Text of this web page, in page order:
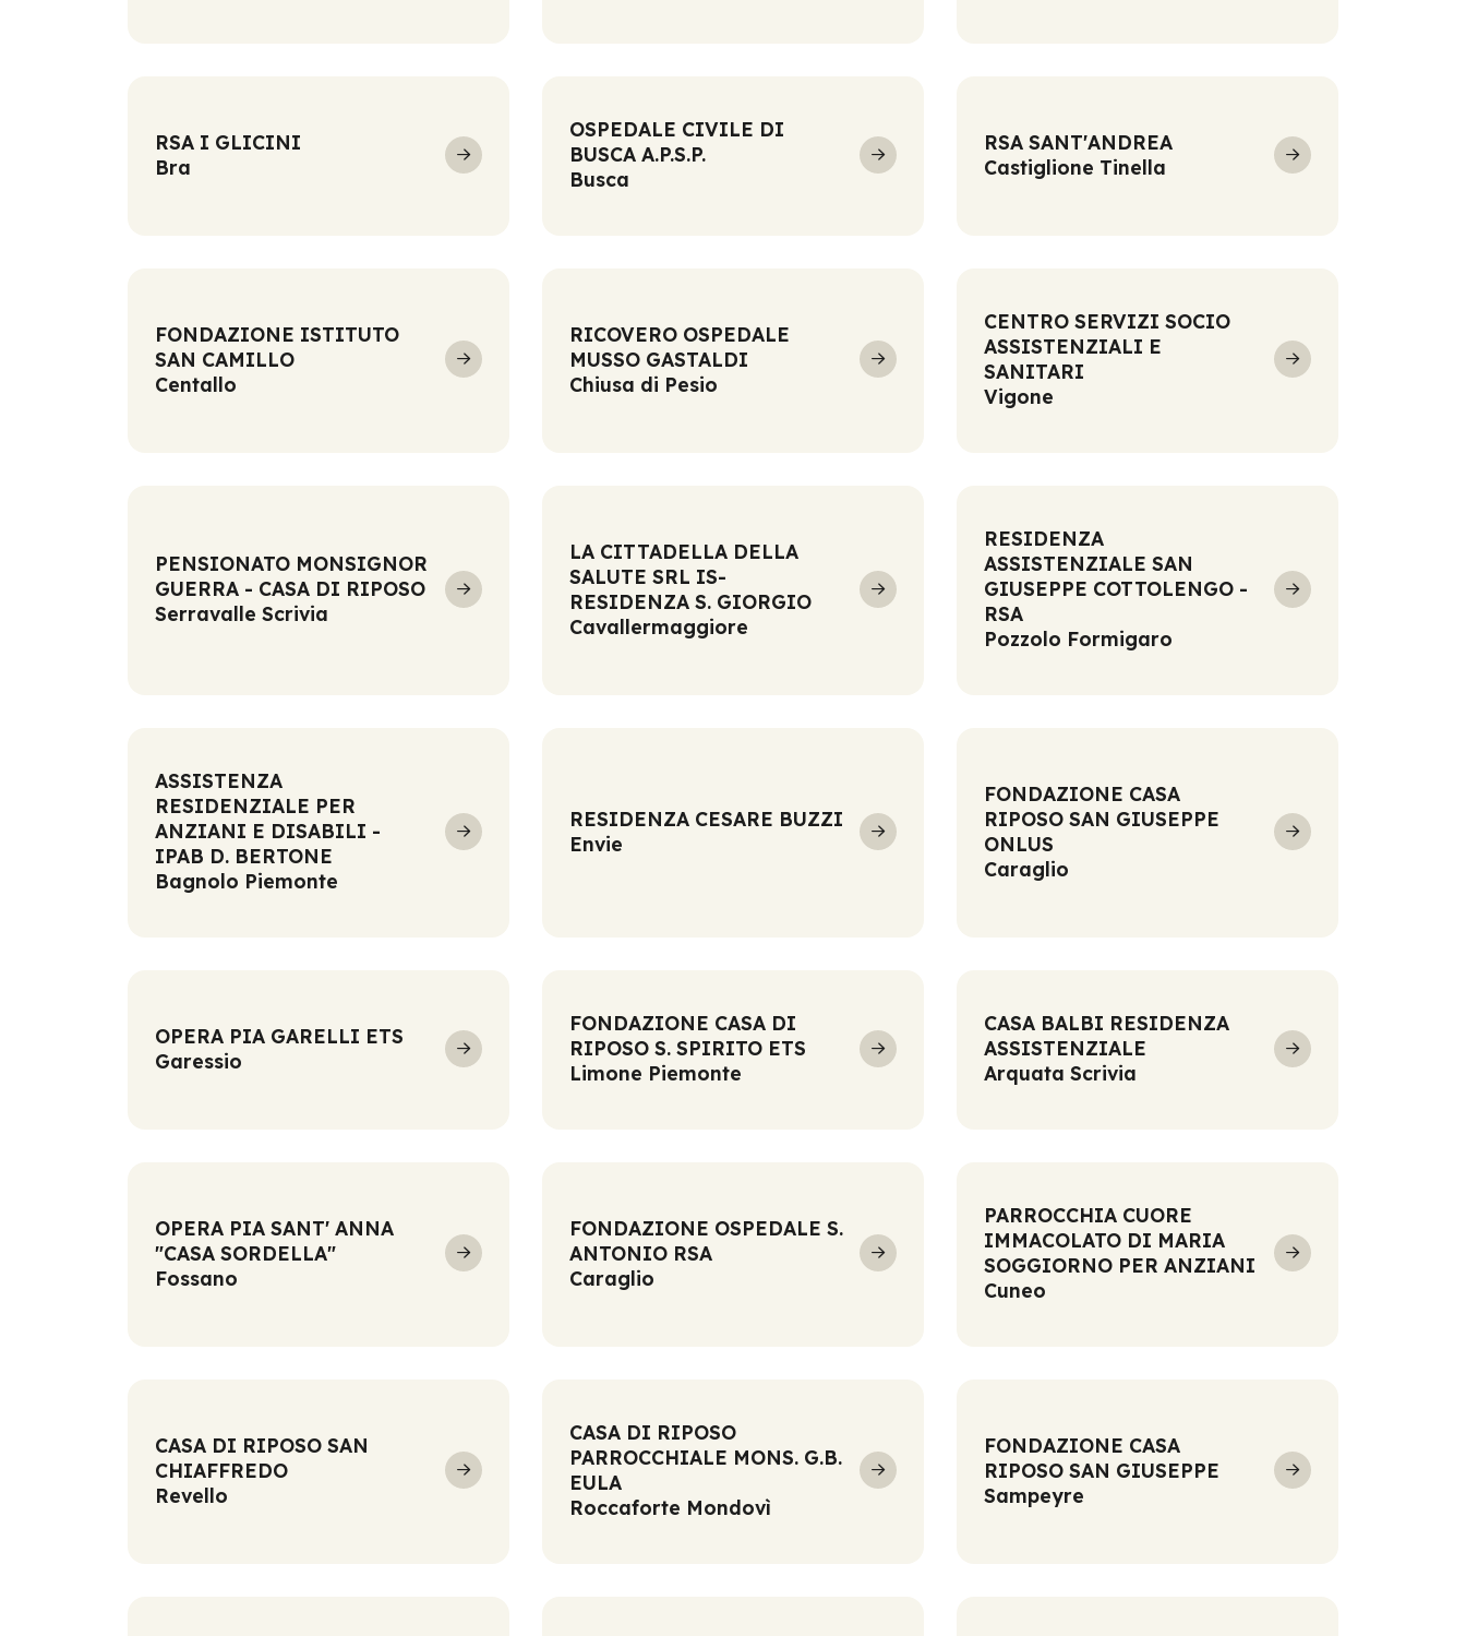
RSA I GLICINI
Bra
OSPEDALE CIVILE DI
BUSCA A.P.S.P.
Busca
RSA SANT'ANDREA
Castiglione Tinella
FONDAZIONE ISTITUTO
SAN CAMILLO
Centallo
RICOVERO OSPEDALE
MUSSO GASTALDI
Chiusa di Pesio
CENTRO SERVIZI SOCIO
ASSISTENZIALI E
SANITARI
Vigone
PENSIONATO MONSIGNOR
GUERRA - CASA DI RIPOSO
Serravalle Scrivia
LA CITTADELLA DELLA
SALUTE SRL IS-
RESIDENZA S. GIORGIO
Cavallermaggiore
RESIDENZA
ASSISTENZIALE SAN
GIUSEPPE COTTOLENGO -
RSA
Pozzolo Formigaro
ASSISTENZA
RESIDENZIALE PER
ANZIANI E DISABILI -
IPAB D. BERTONE
Bagnolo Piemonte
RESIDENZA CESARE BUZZI
Envie
FONDAZIONE CASA
RIPOSO SAN GIUSEPPE
ONLUS
Caraglio
OPERA PIA GARELLI ETS
Garessio
FONDAZIONE CASA DI
RIPOSO S. SPIRITO ETS
Limone Piemonte
CASA BALBI RESIDENZA
ASSISTENZIALE
Arquata Scrivia
OPERA PIA SANT' ANNA
"CASA SORDELLA"
Fossano
FONDAZIONE OSPEDALE S.
ANTONIO RSA
Caraglio
PARROCCHIA CUORE
IMMACOLATO DI MARIA
SOGGIORNO PER ANZIANI
Cuneo
CASA DI RIPOSO SAN
CHIAFFREDO
Revello
CASA DI RIPOSO
PARROCCHIALE MONS. G.B.
EULA
Roccaforte Mondovì
FONDAZIONE CASA
RIPOSO SAN GIUSEPPE
Sampeyre